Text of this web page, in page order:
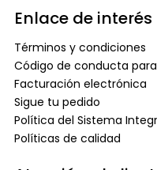
Enlace de interés
Términos y condiciones
Código de conducta
Facturación electrónica
Sigue tu pedido
Política del Sistema
Políticas de calidad